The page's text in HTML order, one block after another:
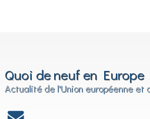
Quoi de neuf en Europe
Actualité de l'Union européenne et